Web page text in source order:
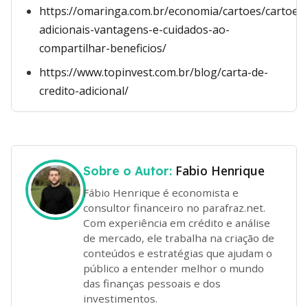
https://omaringa.com.br/economia/cartoes/cartoes-
adicionais-vantagens-e-cuidados-ao-
compartilhar-beneficios/
https://www.topinvest.com.br/blog/carta-de-
credito-adicional/
Sobre o Autor: Fabio Henrique
Fábio Henrique é economista e
consultor financeiro no parafraz.net.
Com experiência em crédito e análise
de mercado, ele trabalha na criação de
conteúdos e estratégias que ajudam o
público a entender melhor o mundo
das finanças pessoais e dos
investimentos.